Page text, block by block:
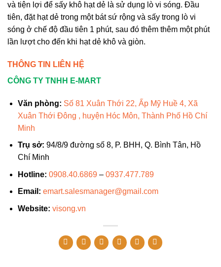
và tiện lợi để sấy khô hạt dẻ là sử dụng lò vi sóng. Đầu
tiên, đặt hạt dẻ trong một bát sứ rộng và sấy trong lò vi
sóng ở chế độ đầu tiên 1 phút, sau đó thêm thêm một phút
lần lượt cho đến khi hạt dẻ khô và giòn.
THÔNG TIN LIÊN HỆ
CÔNG TY TNHH E-MART
Văn phòng: Số 81 Xuân Thới 22, Ấp Mỹ Huề 4, Xã
Xuân Thới Đông , huyện Hóc Môn, Thành Phố Hồ Chí
Minh
Trụ sở: 94/8/9 đường số 8, P. BHH, Q. Bình Tân, Hồ
Chí Minh
Hotline: 0908.40.6869– 0937.477.789
Email: emart.salesmanager@gmail.com
Website: visong.vn